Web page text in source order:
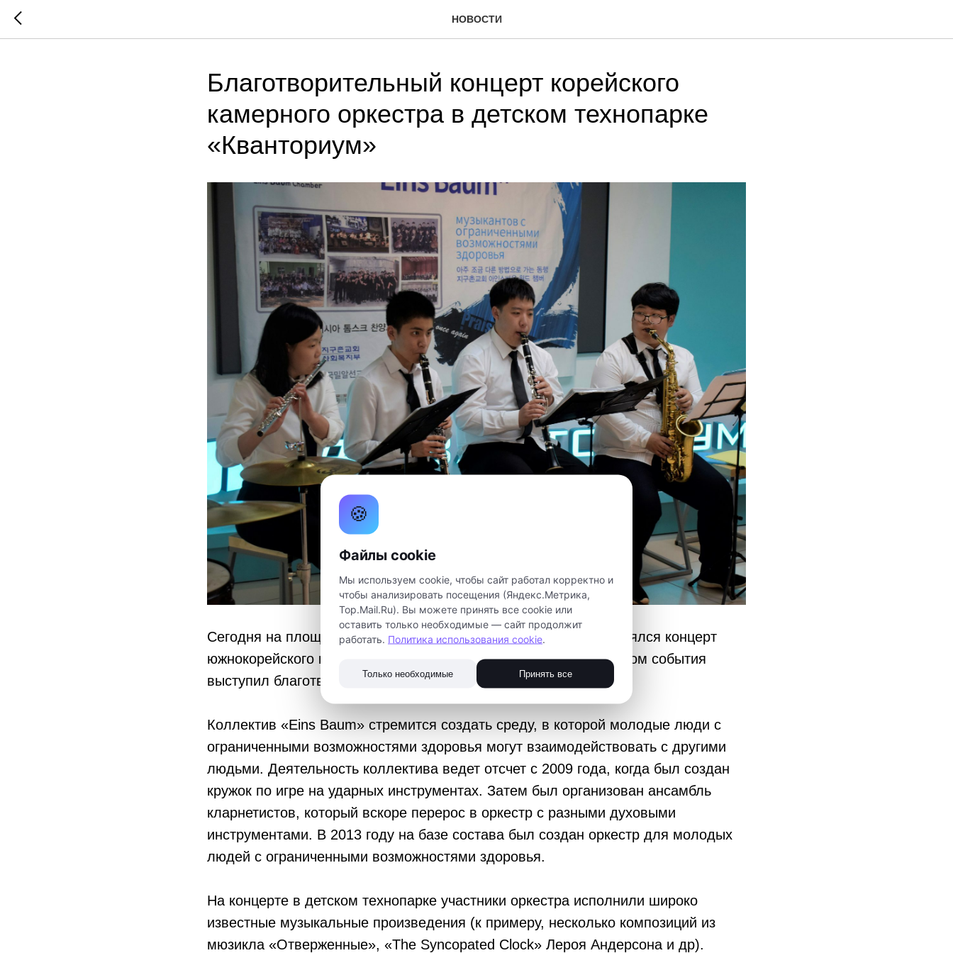
НОВОСТИ
Благотворительный концерт корейского
камерного оркестра в детском технопарке
«Кванториум»
Сегодня на площадке детского технопарка «Кванториум» состоялся концерт
южнокорейского камерного оркестра «Eins Baum». Организатором события
выступил благотворительный фонд «Меркурия».
Коллектив «Eins Baum» стремится создать среду, в которой молодые люди с
ограниченными возможностями здоровья могут взаимодействовать с другими
людьми. Деятельность коллектива ведет отсчет с 2009 года, когда был создан
кружок по игре на ударных инструментах. Затем был организован ансамбль
кларнетистов, который вскоре перерос в оркестр с разными духовыми
инструментами. В 2013 году на базе состава был создан оркестр для молодых
людей с ограниченными возможностями здоровья.
На концерте в детском технопарке участники оркестра исполнили широко
известные музыкальные произведения (к примеру, несколько композиций из
мюзикла «Отверженные», «The Syncopated Clock» Лероя Андерсона и др).
🍪
Файлы cookie
Мы используем cookie, чтобы сайт работал корректно и
чтобы анализировать посещения (Яндекс.Метрика,
Top.Mail.Ru). Вы можете принять все cookie или
оставить только необходимые — сайт продолжит
работать. Политика использования cookie
Только необходимые Принять все